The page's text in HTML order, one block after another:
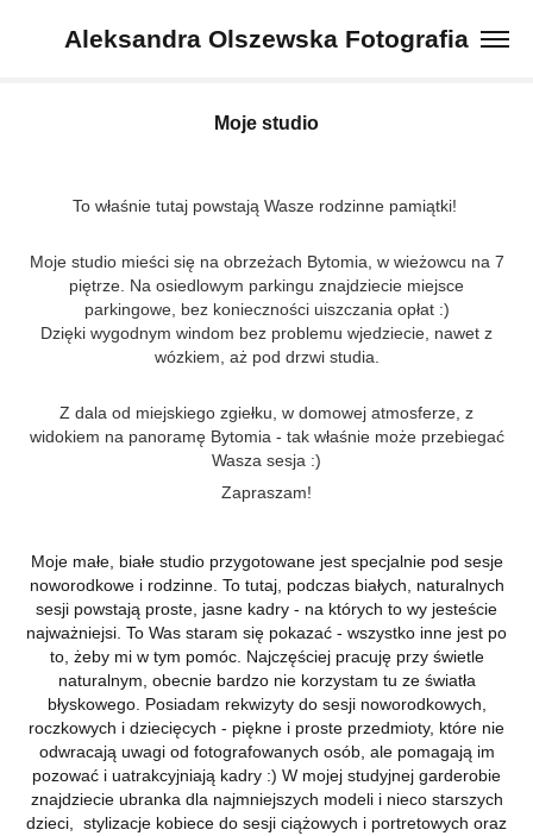
Aleksandra Olszewska Fotografia
Moje studio
To właśnie tutaj powstają Wasze rodzinne pamiątki!
Moje studio mieści się na obrzeżach Bytomia, w wieżowcu na 7
piętrze. Na osiedlowym parkingu znajdziecie miejsce
parkingowe, bez konieczności uiszczania opłat :)
Dzięki wygodnym windom bez problemu wjedziecie, nawet z
wózkiem, aż pod drzwi studia.
Z dala od miejskiego zgiełku, w domowej atmosferze, z
widokiem na panoramę Bytomia - tak właśnie może przebiegać
Wasza sesja :)
Zapraszam!
Moje małe, białe studio przygotowane jest specjalnie pod sesje
noworodkowe i rodzinne. To tutaj, podczas białych, naturalnych
sesji powstają proste, jasne kadry - na których to wy jesteście
najważniejsi. To Was staram się pokazać - wszystko inne jest po
to, żeby mi w tym pomóc. Najczęściej pracuję przy świetle
naturalnym, obecnie bardzo nie korzystam tu ze światła
błyskowego. Posiadam rekwizyty do sesji noworodkowych,
roczkowych i dziecięcych - piękne i proste przedmioty, które nie
odwracają uwagi od fotografowanych osób, ale pomagają im
pozować i uatrakcyjniają kadry :) W mojej studyjnej garderobie
znajdziecie ubranka dla najmniejszych modeli i nieco starszych
dzieci, stylizacje kobiece do sesji ciążowych i portretowych oraz